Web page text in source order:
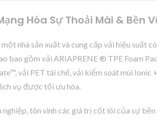
Hóa Sự Thoải Mái & Bền
nhà sản xuất và cung cấp vải hiệu suất
bao gồm vải ARIAPRENE ® TPE Foam
vải PET tái chế, vải kiểm soát mùi Ionic
vụ được tối ưu hóa.
tôn vinh các giá trị cốt lõi của sự